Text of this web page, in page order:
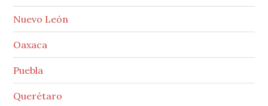
Nuevo León
Oaxaca
Puebla
Querétaro